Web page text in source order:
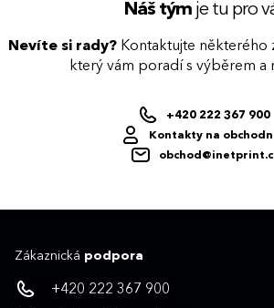
Náš týmje tu pro
Nevíte si rady? Kontaktujte některého
který vám poradí s výběrem a
+420 222 367 900
Kontakty na
Zákaznická podpora
+420 222 367 900